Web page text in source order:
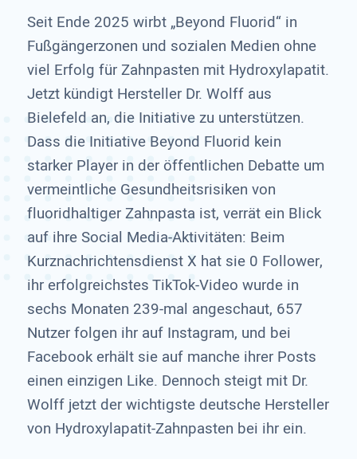
Seit Ende 2025 wirbt „Beyond Fluorid“ in
Fußgängerzonen und sozialen Medien ohne
viel Erfolg für Zahnpasten mit Hydroxylapatit.
Jetzt kündigt Hersteller Dr. Wolff aus
Bielefeld an, die Initiative zu unterstützen.
Dass die Initiative Beyond Fluorid kein
starker Player in der öffentlichen Debatte um
vermeintliche Gesundheitsrisiken von
fluoridhaltiger Zahnpasta ist, verrät ein Blick
auf ihre Social Media-Aktivitäten: Beim
Kurznachrichtensdienst X hat sie 0 Follower,
ihr erfolgreichstes TikTok-Video wurde in
sechs Monaten 239-mal angeschaut, 657
Nutzer folgen ihr auf Instagram, und bei
Facebook erhält sie auf manche ihrer Posts
einen einzigen Like. Dennoch steigt mit Dr.
Wolff jetzt der wichtigste deutsche Hersteller
von Hydroxylapatit-Zahnpasten bei ihr ein.